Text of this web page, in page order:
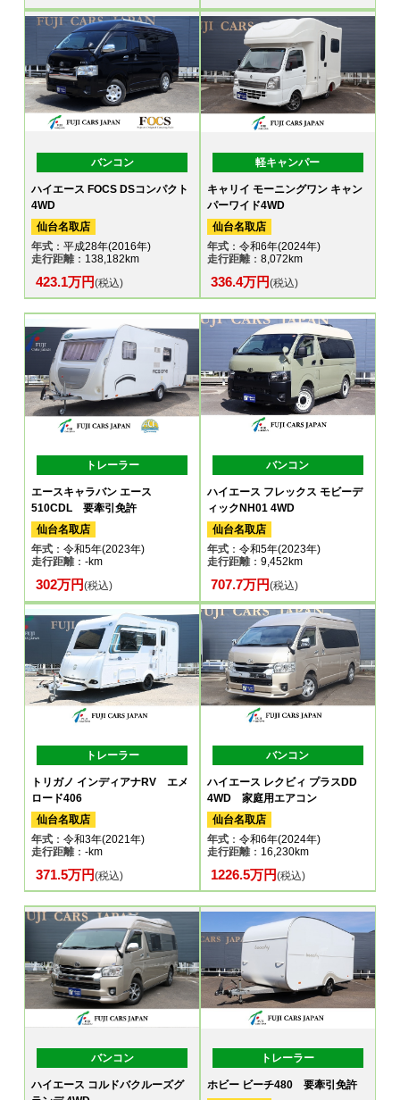
バンコン
ハイエース FOCS DSコンパクト
4WD
仙台名取店
年式 ：平成28年(2016年)
走行距離：138,182km
423.1万円(税込)
軽キャンパー
キャリイ モーニングワン キャン
パーワイド4WD
仙台名取店
年式：令和6年(2024年)
走行距離：8,072km
336.4万円(税込)
トレーラー
エースキャラバン エース
510CDL 要牽引免許
仙台名取店
年式 ：令和5年(2023年)
走行距離：-km
302万円(税込)
バンコン
ハイエース フレックス モビーデ
ィックNH01 4WD
仙台名取店
年式：令和5年(2023年)
走行距離：9,452km
707.7万円(税込)
トレーラー
トリガノ インディアナRV エメ
ロード406
仙台名取店
年式 ：令和3年(2021年)
走行距離：-km
371.5万円(税込)
バンコン
ハイエース レクビィ プラスDD
4WD 家庭用エアコン
仙台名取店
年式：令和6年(2024年)
走行距離：16,230km
1226.5万円(税込)
バンコン
ハイエース コルドバクルーズグ
トレーラー
ホビー ビーチ480 要牽引免許